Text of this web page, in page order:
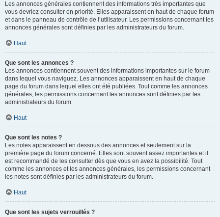
Les annonces générales contiennent des informations très importantes que
vous devriez consulter en priorité. Elles apparaissent en haut de chaque forum
et dans le panneau de contrôle de l’utilisateur. Les permissions concernant les
annonces générales sont définies par les administrateurs du forum.
Haut
Que sont les annonces ?
Les annonces contiennent souvent des informations importantes sur le forum
dans lequel vous naviguez. Les annonces apparaissent en haut de chaque
page du forum dans lequel elles ont été publiées. Tout comme les annonces
générales, les permissions concernant les annonces sont définies par les
administrateurs du forum.
Haut
Que sont les notes ?
Les notes apparaissent en dessous des annonces et seulement sur la
première page du forum concerné. Elles sont souvent assez importantes et il
est recommandé de les consulter dès que vous en avez la possibilité. Tout
comme les annonces et les annonces générales, les permissions concernant
les notes sont définies par les administrateurs du forum.
Haut
Que sont les sujets verrouillés ?